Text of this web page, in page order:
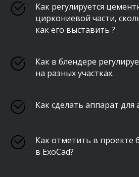
Как регулируется
циркониевой части,
как его выставить ?
Как в блендере
на разных участках.
Как сделать аппарат для
Как отметить в проекте
в ExoCad?